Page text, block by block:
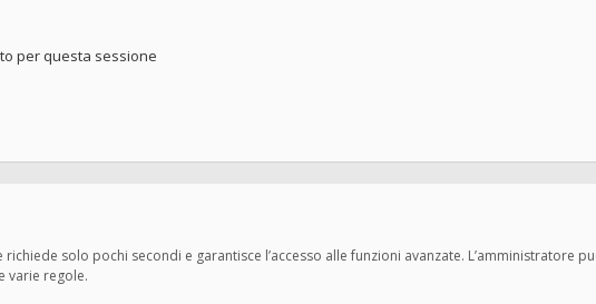
per questa sessione
solo pochi secondi e garantisce l’accesso alle funzioni avanzate. L’amministratore
varie regole.